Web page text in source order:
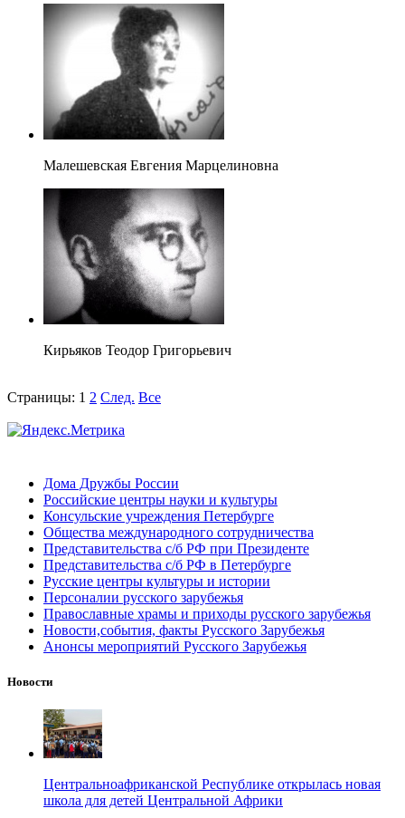
Малешевская Евгения Марцелиновна
Кирьяков Теодор Григорьевич
Страницы: 1 2 След. Все
Дома Дружбы России
Российские центры науки и культуры
Консульские учреждения Петербурге
Общества международного сотрудничества
Представительства с/б РФ при Президенте
Представительства с/б РФ в Петербурге
Русские центры культуры и истории
Персоналии русского зарубежья
Православные храмы и приходы русского зарубежья
Новости,события, факты Русского Зарубежья
Анонсы мероприятий Русского Зарубежья
Новости
Центральноафриканской Республике открылась новая
школа для детей Центральной Африки